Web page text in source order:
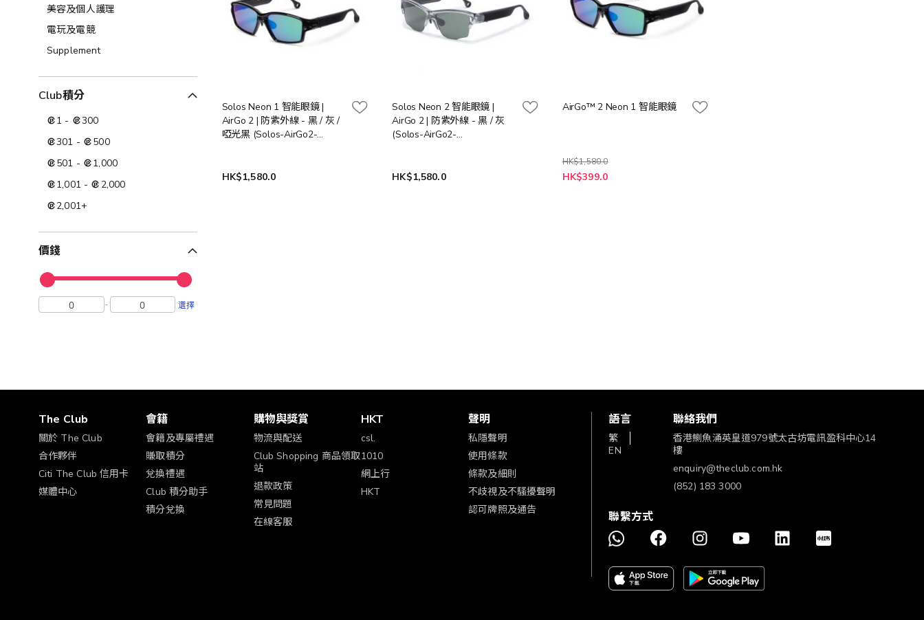
Solos Neon 1 智能眼鏡 |
AirGo 2 | 防紫外線 - 黑 / 灰 /
啞光黑 (Solos-AirGo2-
HK$1,580.0
Solos Neon 2 智能眼鏡 |
AirGo 2 | 防紫外線 - 黑 / 灰
(Solos-AirGo2-
HK$1,580.0
AirGo™ 2 Neon 1 智能眼鏡
HK$1,580.0
HK$399.0
美容及個人護理​
電玩及電競
Supplement
Club積分
1 -
300
301 -
500
501 -
1,000
1,001 -
2,000
2,001+
價錢
- 選擇
The Club
關於 The Club
合作夥伴
Citi The Club 信用卡
媒體中心
會籍
會籍及專屬禮遇
賺取積分
兌換禮遇
Club 積分助手
積分兌換
購物與獎賞
物流與配送
Club Shopping 商品領取
站
退款政策
常見問題
在線客服
HKT
csl.
1010
網上行
HKT
聲明
私隱聲明
使用條款
條款及細則
不歧視及不騷擾聲明
認可牌照及通告
語言
繁
EN
聯絡我們
香港鰂魚涌英皇道979號太古坊電訊盈科中心14
樓
enquiry@theclub.com.hk
(852) 183 3000
聯繫方式